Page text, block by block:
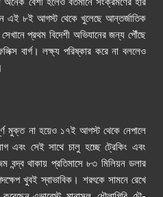
এই ৮ই আগস্ট থেকে খুলেছে আন্তর্জাতিক
প্রথম বিদেশী অভিযানের জন্য পৌঁছে
বার্গ। লক্ষ্য পরিষ্কার করে না বললেও
মুক্ত না হয়েও ১৭ই আগস্ট থেকে নেপালে
এবং সেই সাথে চালু হচ্ছে ট্রেকিং এবং
বন্দ্ব থাকায় প্রতিমাসে ৮৩ মিলিয়ন ডলার
খুবই স্বাভাবিক। শরৎকে সামনে রেখে